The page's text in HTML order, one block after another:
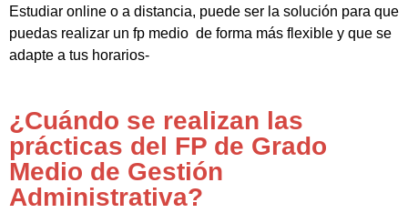
Estudiar online o a distancia, puede ser la solución para que
puedas realizar un fp medio de forma más flexible y que se
adapte a tus horarios-
¿Cuándo se realizan las
prácticas del FP de Grado
Medio de Gestión
Administrativa?